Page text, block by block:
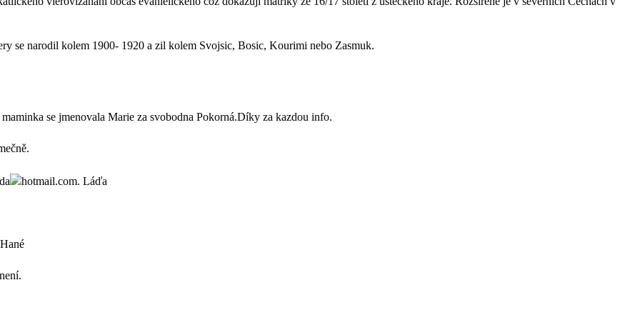
se narodil kolem 1900- 1920 a zil kolem Svojsic, Bosic, Kourimi nebo Zasmuk.
se jmenovala Marie za svobodna Pokorná.Díky za kazdou info.
hotmail.com. Láďa